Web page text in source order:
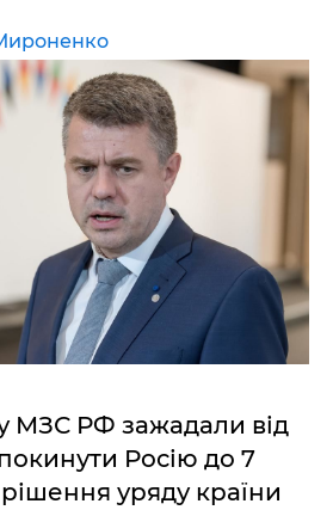
МЗС РФ зажадали від
Росію до 7
уряду країни